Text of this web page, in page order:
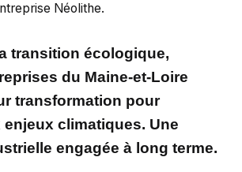
Néolithe.
transition écologique,
du Maine-et-Loire
transformation pour
climatiques. Une
engagée à long terme.